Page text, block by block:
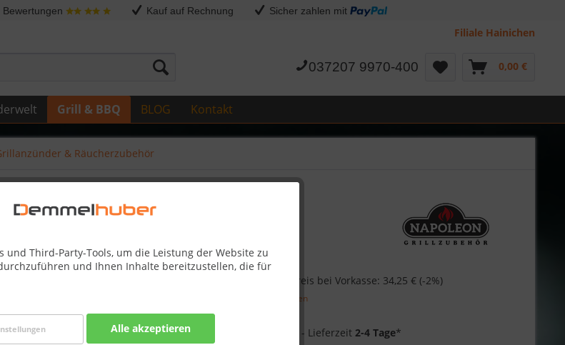
Bewertungen Kauf auf Rechnung Sicher zahlen mit
Filiale Hainichen
037207 9970-400 0,00 €
Grill & BBQ BLOG Kontakt
und Third-Party-Tools, um die Leistung der Website zu
und Ihnen Inhalte bereitzustellen, die für
Alle akzeptieren
& Räucherzubehör
34,95 € Skonto-Preis bei Vorkasse: 34,25 € (-2%)
zzgl. Versandkosten
Best-Preis-Garantie
- Lieferzeit2-4 Tage*